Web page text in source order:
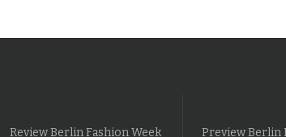
Review Berlin Fashion Week
Preview Berlin